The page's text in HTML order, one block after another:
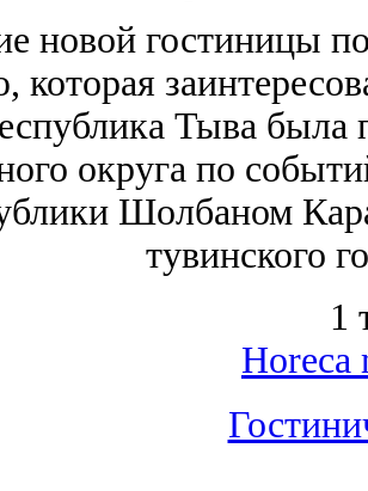
новой гостиницы
которая
Тыва была
округа по
Шолбаном
тувинского
1
Horeca